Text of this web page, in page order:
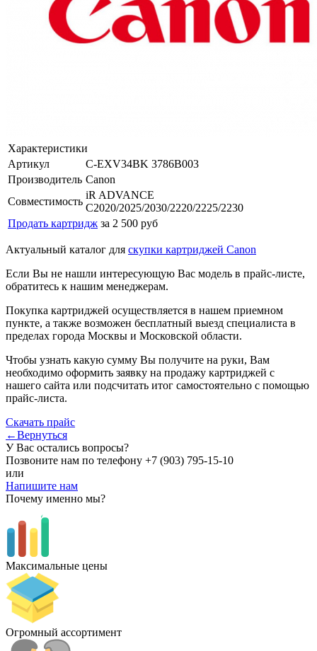
Характеристики
Артикул
C-EXV34BK 3786B003
Производитель Canon
Совместимость
iR ADVANCE
C2020/2025/2030/2220/2225/2230
Продать картридж за 2 500 руб
Актуальный каталог для скупки картриджей Canon
Если Вы не нашли интересующую Вас модель в прайс-листе,
обратитесь к нашим менеджерам.
Покупка картриджей осуществляется в нашем приемном
пункте, а также возможен бесплатный выезд специалиста в
пределах города Москвы и Московской области.
Чтобы узнать какую сумму Вы получите на руки, Вам
необходимо оформить заявку на продажу картриджей с
нашего сайта или подсчитать итог самостоятельно с помощью
прайс-листа.
Скачать прайс
←Вернуться
У Вас остались вопросы?
Позвоните нам по телефону +7 (903) 795-15-10
или
Напишите нам
Почему именно мы?
Максимальные цены
Огромный ассортимент